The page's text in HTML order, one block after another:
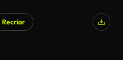
Recriar